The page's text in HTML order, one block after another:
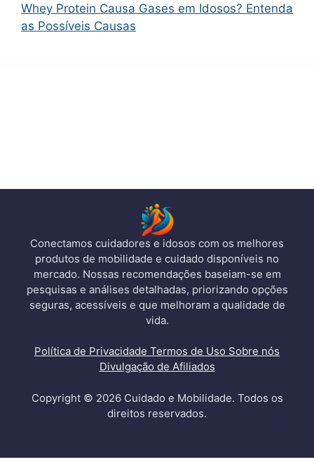
Whey Protein Causa Gases em Idosos? Entenda
as Possíveis Causas
Conectamos cuidadores e idosos com os melhores
produtos de mobilidade e cuidado disponíveis no
mercado. Nossas recomendações baseiam-se em
pesquisas e análises detalhadas, priorizando opções
seguras, acessíveis e que melhoram a qualidade de
vida.
Política de Privacidade Termos de Uso Sobre nós
Divulgação de Afiliados
Copyright © 2026 Cuidado e Mobilidade. Todos os
direitos reservados.